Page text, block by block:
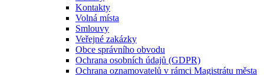
Kontakty
Volná místa
Smlouvy
Veřejné zakázky
Obce správního obvodu
Ochrana osobních údajů (GDPR)
Ochrana oznamovatelů v rámci Magistrátu města